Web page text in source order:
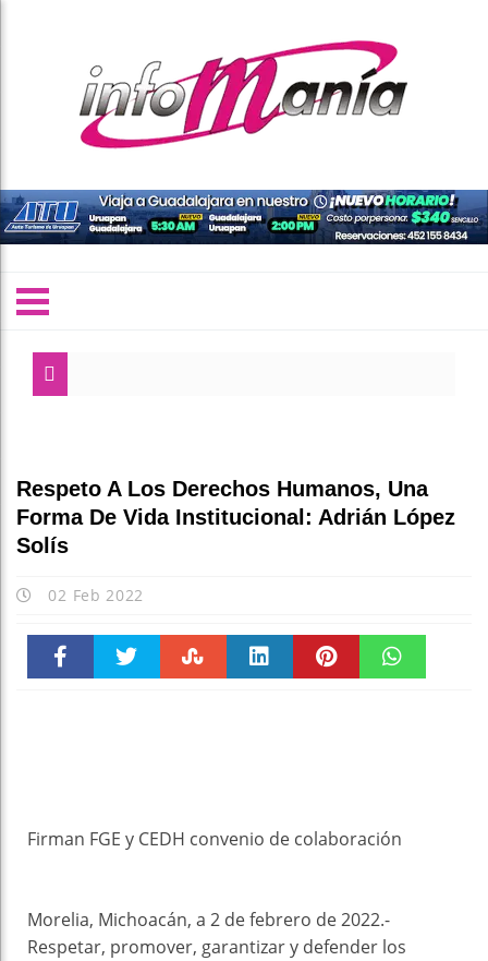
Respeto A Los Derechos Humanos, Una
Forma De Vida Institucional: Adrián López
Solís
02 Feb 2022
Firman FGE y CEDH convenio de colaboración
Morelia, Michoacán, a 2 de febrero de 2022.-
Respetar, promover, garantizar y defender los